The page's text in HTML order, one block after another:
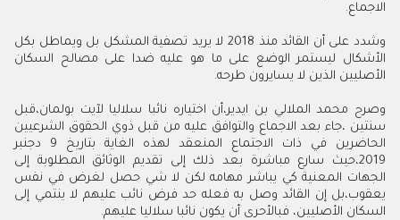
الاجماع.
وشدد على أن القائد منذ 2018 لا يريد تصفية المشكل بل ويماطل بكل
الأشكال ليستمر الوضع على ما هو عليه ضدا على مصالح السكان
الأصليين الذين لا يسايرون طرحه.
وصرح محمد الملالي بن ايدير،أن اختياره نائبا سلاليا لآيت بولمان،قبل
سنتين ،جاء بعد الاجماع والتوافق عليه من قبل ذوي الحقوق الشرعيين
الحاضرين في ذات الاجتماع المنعقد لهذه الغاية بتاريخ 9 دجنبر
2019،حيث سارع مباشرة بعد ذلك إلى تقديم الوثائق المطلوبة إلى
الجهات المعنية كي يباشر مهامه لكن لا شي حصل لغرض في نفس
يعقوب،بل إن القائد وصل به فعله حد فرض نائب عليهم لا ينتمي إلى
السكان الأصليين، فبالأحرى أن يكون نائبا سلاليا عليهم.